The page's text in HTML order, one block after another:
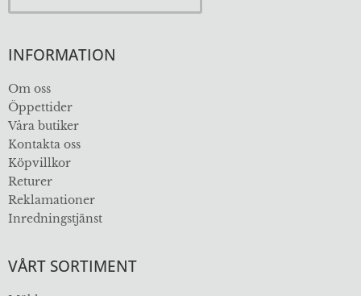
INFORMATION
Om oss
Öppettider
Våra butiker
Kontakta oss
Köpvillkor
Returer
Reklamationer
Inredningstjänst
VÅRT SORTIMENT